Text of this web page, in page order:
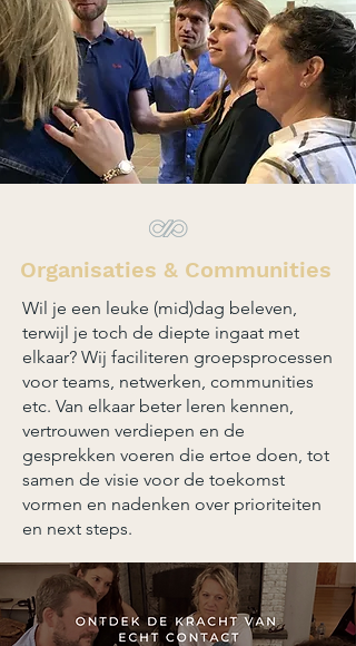
Organisaties & Communities
Wil je een leuke (mid)dag beleven,
terwijl je toch de diepte ingaat met
elkaar? Wij faciliteren groepsprocessen
voor teams, netwerken, communities
etc. Van elkaar beter leren kennen,
vertrouwen verdiepen en de
gesprekken voeren die ertoe doen, tot
samen de visie voor de toekomst
vormen en nadenken over prioriteiten
en next steps.